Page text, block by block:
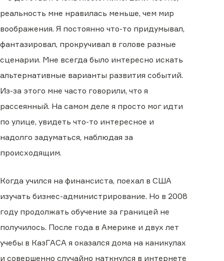
реальность мне нравилась меньше, чем мир
воображения. Я постоянно что-то придумывал,
фантазировал, прокручивал в голове разные
сценарии. Мне всегда было интересно искать
альтернативные варианты развития событий.
Из-за этого мне часто говорили, что я
рассеянный. На самом деле я просто мог идти
по улице, увидеть что-то интересное и
надолго задуматься, наблюдая за
происходящим.
Когда учился на финансиста, поехал в США
изучать бизнес-администрирование. Но в 2008
году продолжать обучение за границей не
получилось. После года в Америке и двух лет
учебы в КазГАСА я оказался дома на каникулах
и совершенно случайно наткнулся в интернете